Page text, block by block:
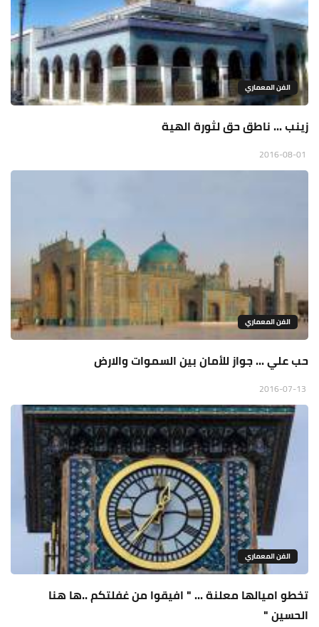
الفن المعماري
زينب ... ناطق حق لثورة الهية
الفن المعماري
حب علي ... جواز للأمان بين السموات والارض
الفن المعماري
تخطو اميالها معلنة ... " افيقوا من غفلتكم ..ها هنا
الحسين "